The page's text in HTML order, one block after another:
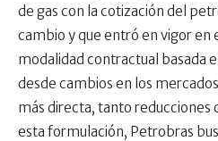
de gas con la cotización del
cambio y que entró en vigor en
modalidad contractual basada
desde cambios en los
más directa, tanto reducciones
esta formulación, Petrobras